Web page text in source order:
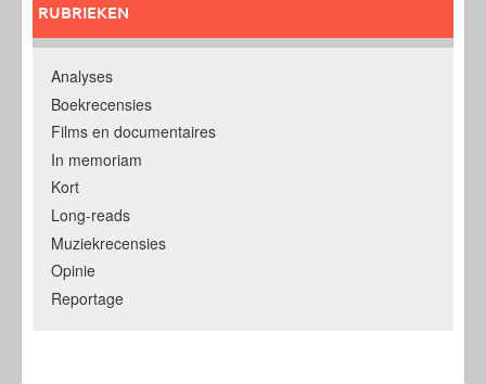
RUBRIEKEN
Analyses
Boekrecensies
Films en documentaires
In memoriam
Kort
Long-reads
Muziekrecensies
Opinie
Reportage